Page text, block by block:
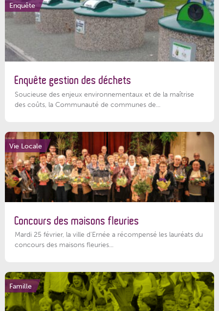
Enquête
Enquête gestion des déchets
Soucieuse des enjeux environnementaux et de la maîtrise
des coûts, la Communauté de communes de...
Vie Locale
Concours des maisons fleuries
Mardi 25 février, la ville d'Ernée a récompensé les lauréats du
concours des maisons fleuries...
Famille